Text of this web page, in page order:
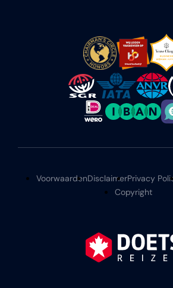
VoorwaardenDisclaimerPrivacy
Copyright